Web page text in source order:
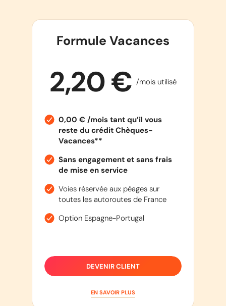
Formule Vacances
2,20 € /mois utilisé
0,00 € /mois tant qu’il vous
reste du crédit Chèques-
Vacances**
Sans engagement et sans frais
de mise en service
Voies réservée aux péages sur
toutes les autoroutes de France
Option Espagne-Portugal
DEVENIR CLIENT
EN SAVOIR PLUS